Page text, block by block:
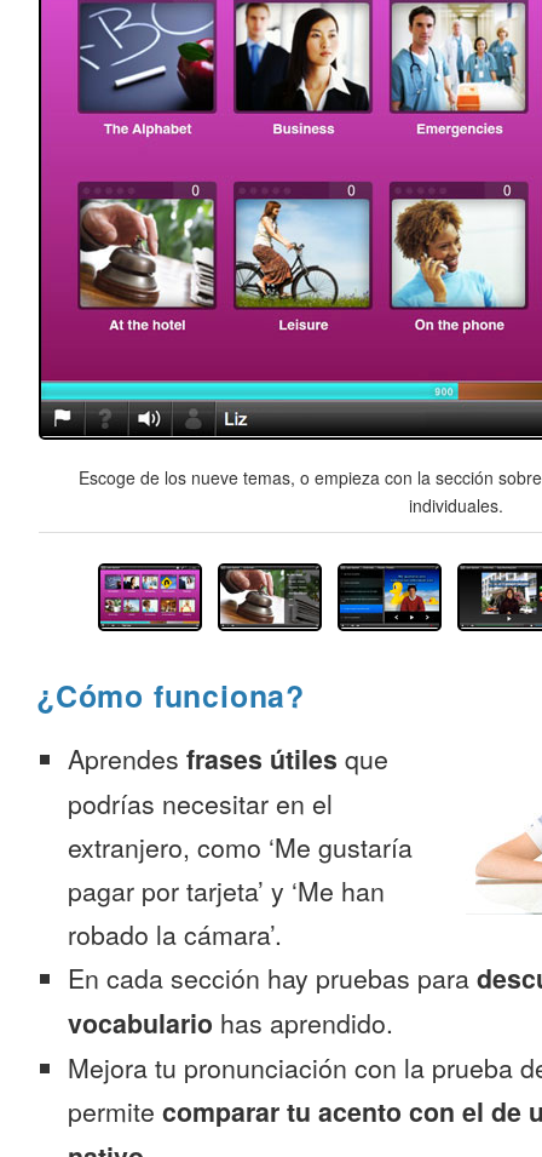
Escoge de los nueve temas, o empieza con la sección
individuales.
¿Cómo funciona?
Aprendes frases útiles que
podrías necesitar en el
extranjero, como ‘Me gustaría
pagar por tarjeta’ y ‘Me han
robado la cámara’.
En cada sección hay pruebas para
vocabulario has aprendido.
Mejora tu pronunciación con la prueba
permite comparar tu acento con el de